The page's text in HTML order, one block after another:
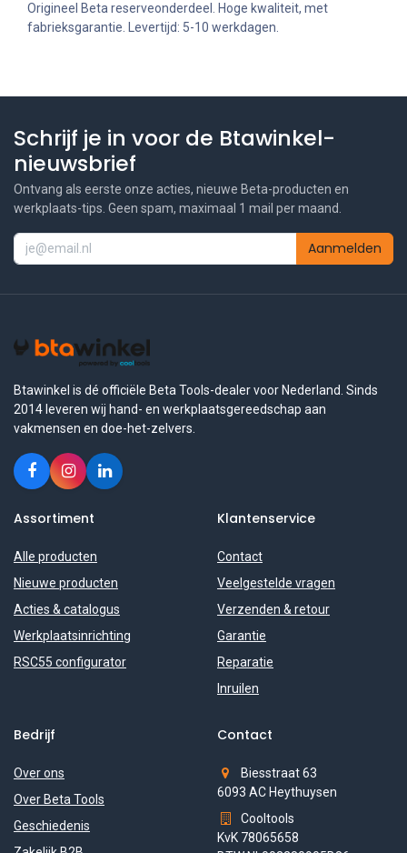
Origineel Beta reserveonderdeel. Hoge kwaliteit, met
fabrieksgarantie. Levertijd: 5-10 werkdagen.
Schrijf je in voor de Btawinkel-
nieuwsbrief
Ontvang als eerste onze acties, nieuwe Beta-producten en
werkplaats-tips. Geen spam, maximaal 1 mail per maand.
Aanmelden
Btawinkel is dé officiële Beta Tools-dealer voor Nederland. Sinds
2014 leveren wij hand- en werkplaatsgereedschap aan
vakmensen en doe-het-zelvers.
Assortiment
Alle producten
Nieuwe producten
Acties & catalogus
Werkplaatsinrichting
RSC55 configurator
Klantenservice
Contact
Veelgestelde vragen
Verzenden & retour
Garantie
Reparatie
Inruilen
Bedrijf
Over ons
Over Beta Tools
Geschiedenis
Contact
Biesstraat 63
6093 AC Heythuysen
Cooltools
KvK 78065658